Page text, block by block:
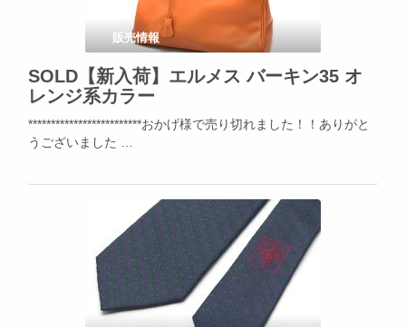
販売情報
SOLD【新入荷】エルメス バーキン35 オ
レンジ系カラー
*************************おかげ様で売り切れました！！ありがと
うございました …